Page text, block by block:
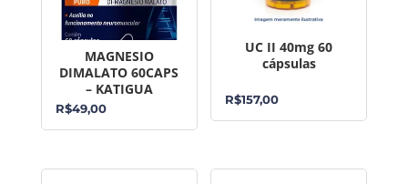
MAGNESIO
DIMALATO 60CAPS
– KATIGUA
R$49,00
UC II 40mg 60
cápsulas
R$157,00